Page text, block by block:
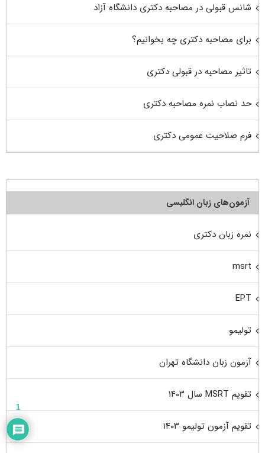
شانس قبولی در مصاحبه دکتری دانشگاه آزاد
برای مصاحبه دکتری چه بخوانیم؟
تاثیر مصاحبه در قبولی دکتری
حد نصاب نمره مصاحبه دکتری
فرم صلاحیت عمومی دکتری
آزمون‌های زبان انگلیسی
نمره زبان دکتری
msrt
EPT
تولیمو
آزمون زبان دانشگاه تهران
تقویم MSRT سال ۱۴۰۳
تقویم آزمون تولیمو ۱۴۰۳
1